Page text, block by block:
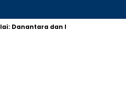
Danantara dan Rusia Rancang